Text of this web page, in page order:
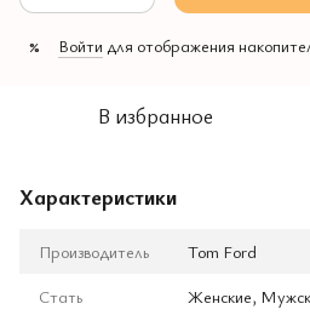
% Войти для отображения
В избранное
Характеристики
Производитель
Tom Ford
Стать
Женские,